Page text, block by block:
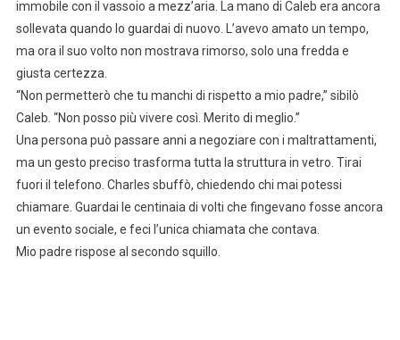
immobile con il vassoio a mezz’aria. La mano di Caleb era ancora
sollevata quando lo guardai di nuovo. L’avevo amato un tempo,
ma ora il suo volto non mostrava rimorso, solo una fredda e
giusta certezza.
“Non permetterò che tu manchi di rispetto a mio padre,” sibilò
Caleb. “Non posso più vivere così. Merito di meglio.”
Una persona può passare anni a negoziare con i maltrattamenti,
ma un gesto preciso trasforma tutta la struttura in vetro. Tirai
fuori il telefono. Charles sbuffò, chiedendo chi mai potessi
chiamare. Guardai le centinaia di volti che fingevano fosse ancora
un evento sociale, e feci l’unica chiamata che contava.
Mio padre rispose al secondo squillo.